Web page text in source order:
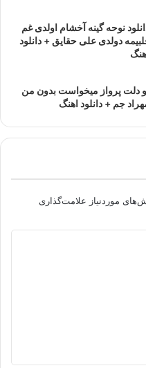
نوحه گینه آخشام اولدی غم
دولدی علی حقایق + دانلود
دلت پرواز میخواست بدون من
جم + دانلود اهنگ
موردنیاز علامت‌گذاری